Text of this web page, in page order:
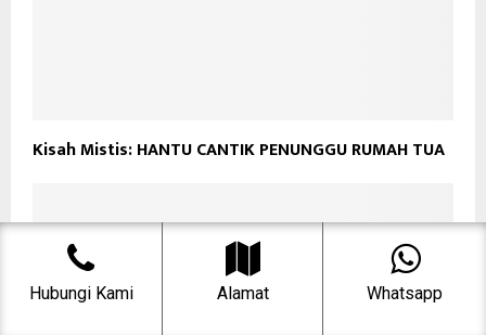
Kisah Mistis: HANTU CANTIK PENUNGGU RUMAH TUA
Hubungi Kami Alamat Whatsapp